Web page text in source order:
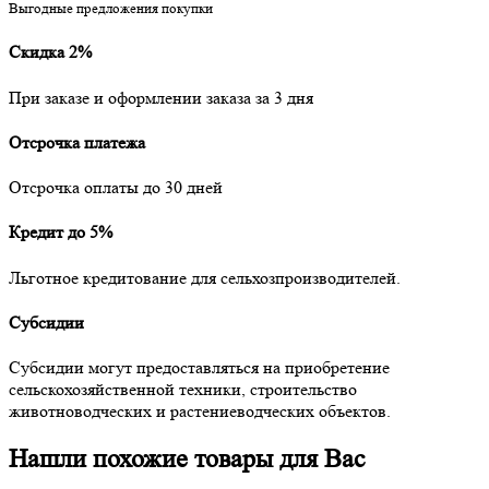
Выгодные предложения покупки
Скидка 2%
При заказе и оформлении заказа за 3 дня
Отсрочка платежа
Отсрочка оплаты до 30 дней
Кредит до 5%
Льготное кредитование для сельхозпроизводителей.
Субсидии
Субсидии могут предоставляться на приобретение
сельскохозяйственной техники, строительство
животноводческих и растениеводческих объектов.
Нашли похожие товары для Вас